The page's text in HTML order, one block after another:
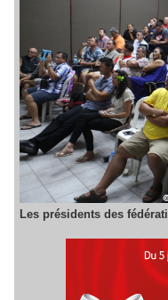
Les présidents des